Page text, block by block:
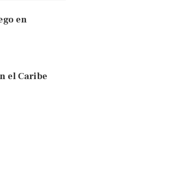
en
el Caribe